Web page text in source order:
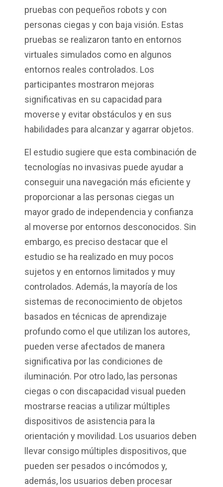
pruebas con pequeños robots y con
personas ciegas y con baja visión. Estas
pruebas se realizaron tanto en entornos
virtuales simulados como en algunos
entornos reales controlados. Los
participantes mostraron mejoras
significativas en su capacidad para
moverse y evitar obstáculos y en sus
habilidades para alcanzar y agarrar objetos.
El estudio sugiere que esta combinación de
tecnologías no invasivas puede ayudar a
conseguir una navegación más eficiente y
proporcionar a las personas ciegas un
mayor grado de independencia y confianza
al moverse por entornos desconocidos. Sin
embargo, es preciso destacar que el
estudio se ha realizado en muy pocos
sujetos y en entornos limitados y muy
controlados. Además, la mayoría de los
sistemas de reconocimiento de objetos
basados en técnicas de aprendizaje
profundo como el que utilizan los autores,
pueden verse afectados de manera
significativa por las condiciones de
iluminación. Por otro lado, las personas
ciegas o con discapacidad visual pueden
mostrarse reacias a utilizar múltiples
dispositivos de asistencia para la
orientación y movilidad. Los usuarios deben
llevar consigo múltiples dispositivos, que
pueden ser pesados o incómodos y,
además, los usuarios deben procesar